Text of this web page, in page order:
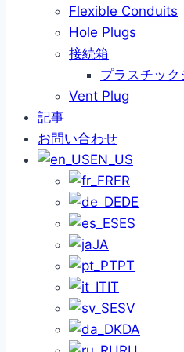
Flexible Conduits
Hole Plugs
接続箱
プラスチッ
Vent Plug
記事
お問い合わせ
EN_US
FR
DE
ES
JA
PT
IT
SV
DA